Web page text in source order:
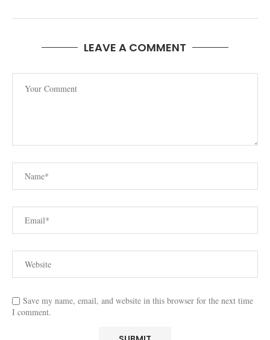
LEAVE A COMMENT
Save my name, email, and website in this browser for the next time
I comment.